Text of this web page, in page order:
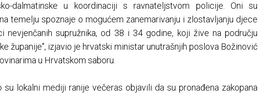
dalmatinske u koordinaciji s ravnateljstvom policije. Oni su
temelju spoznaje o mogućem zanemarivanju i zlostavljanju djece
nevjenčanih supružnika, od 38 i 34 godine, koji žive na području
županije", izjavio je hrvatski ministar unutrašnjih poslova Božinović
u Hrvatskom saboru.
su lokalni mediji ranije večeras objavili da su pronađena zakopana